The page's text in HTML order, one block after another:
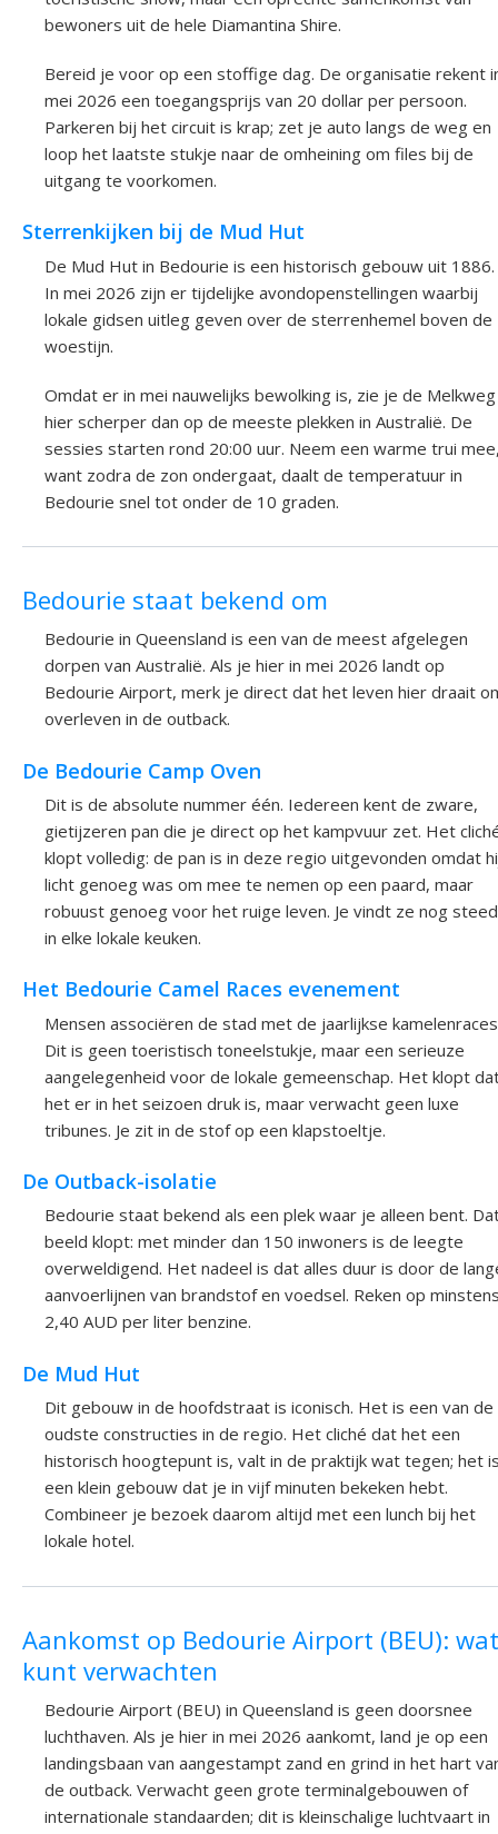
bewoners uit de hele Diamantina Shire.
Bereid je voor op een stoffige dag. De organisatie rekent
mei 2026 een toegangsprijs van 20 dollar per persoon.
Parkeren bij het circuit is krap; zet je auto langs de weg en
loop het laatste stukje naar de omheining om files bij de
uitgang te voorkomen.
Sterrenkijken bij de Mud Hut
De Mud Hut in Bedourie is een historisch gebouw uit 1886.
In mei 2026 zijn er tijdelijke avondopenstellingen waarbij
lokale gidsen uitleg geven over de sterrenhemel boven de
woestijn.
Omdat er in mei nauwelijks bewolking is, zie je de Melkweg
hier scherper dan op de meeste plekken in Australië. De
sessies starten rond 20:00 uur. Neem een warme trui
want zodra de zon ondergaat, daalt de temperatuur in
Bedourie snel tot onder de 10 graden.
Bedourie staat bekend om
Bedourie in Queensland is een van de meest afgelegen
dorpen van Australië. Als je hier in mei 2026 landt op
Bedourie Airport, merk je direct dat het leven hier draait
overleven in de outback.
De Bedourie Camp Oven
Dit is de absolute nummer één. Iedereen kent de zware,
gietijzeren pan die je direct op het kampvuur zet. Het
klopt volledig: de pan is in deze regio uitgevonden omdat
licht genoeg was om mee te nemen op een paard, maar
robuust genoeg voor het ruige leven. Je vindt ze nog
in elke lokale keuken.
Het Bedourie Camel Races evenement
Mensen associëren de stad met de jaarlijkse
Dit is geen toeristisch toneelstukje, maar een serieuze
aangelegenheid voor de lokale gemeenschap. Het klopt
het er in het seizoen druk is, maar verwacht geen luxe
tribunes. Je zit in de stof op een klapstoeltje.
De Outback-isolatie
Bedourie staat bekend als een plek waar je alleen bent.
beeld klopt: met minder dan 150 inwoners is de leegte
overweldigend. Het nadeel is dat alles duur is door de
aanvoerlijnen van brandstof en voedsel. Reken op
2,40 AUD per liter benzine.
De Mud Hut
Dit gebouw in de hoofdstraat is iconisch. Het is een van de
oudste constructies in de regio. Het cliché dat het een
historisch hoogtepunt is, valt in de praktijk wat tegen; het
een klein gebouw dat je in vijf minuten bekeken hebt.
Combineer je bezoek daarom altijd met een lunch bij het
lokale hotel.
Aankomst op Bedourie Airport (BEU):
kunt verwachten
Bedourie Airport (BEU) in Queensland is geen doorsnee
luchthaven. Als je hier in mei 2026 aankomt, land je op een
landingsbaan van aangestampt zand en grind in het hart
de outback. Verwacht geen grote terminalgebouwen of
internationale standaarden; dit is kleinschalige luchtvaart in